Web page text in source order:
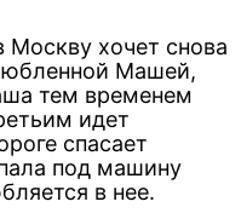
хочет снова
Машей,
тем временем
идет
спасает
под машину
в нее.